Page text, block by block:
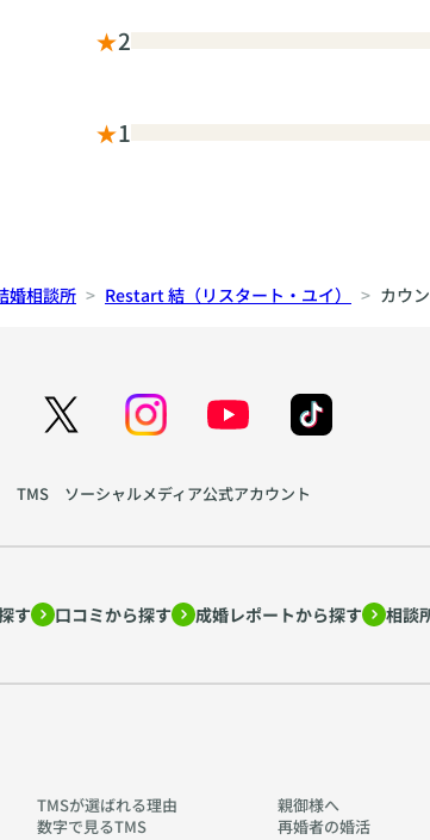
★2
★1
婚相談所 Restart 結（リスタート・ユイ） カウ
TMS ソーシャルメディア公式アカウント
す 口コミから探す 成婚レポートから探す 相談
TMSが選ばれる理由
数字で見るTMS
親御様へ
再婚者の婚活